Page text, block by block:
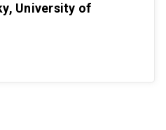
University of